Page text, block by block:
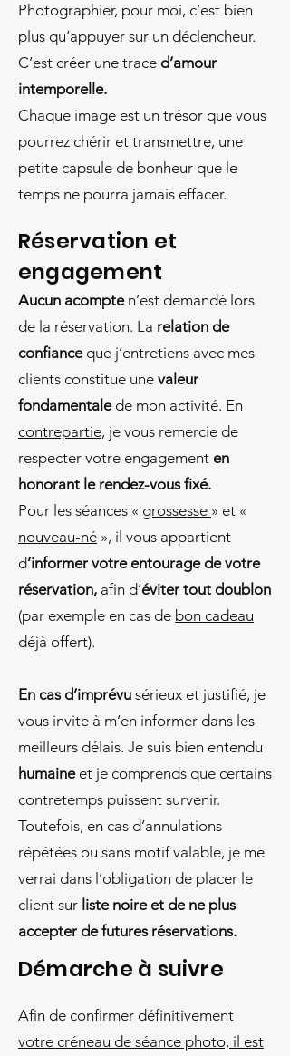
Photographier, pour moi, c’est bien
plus qu’appuyer sur un déclencheur.
C’est créer une trace d’amour
intemporelle.
Chaque image est un trésor que vous
pourrez chérir et transmettre, une
petite capsule de bonheur que le
temps ne pourra jamais effacer.
Réservation et
engagement
Aucun acompten’est demandé lors
de la réservation. La relation de
confianceque j’entretiens avec mes
clients constitue une valeur
fondamentalede mon activité. En
contrepartie, je vous remercie de
respecter votre engagement en
honorant le rendez-vous fixé.
Pour les séances « grossesse » et «
nouveau-né », il vous appartient
d’informer votre entourage de votre
réservation, afin d’éviter tout doublon
(par exemple en cas de bon cadeau
déjà offert).
En cas d’imprévu sérieux et justifié, je
vous invite à m’en informer dans les
meilleurs délais. Je suis bien entendu
humaine et je comprends que certains
contretemps puissent survenir.
Toutefois, en cas d’annulations
répétées ou sans motif valable, je me
verrai dans l’obligation de placer le
client sur liste noire et de ne plus
accepter de futures réservations.
Démarche à suivre
Afin de confirmer définitivement
votre créneau de séance photo, il est